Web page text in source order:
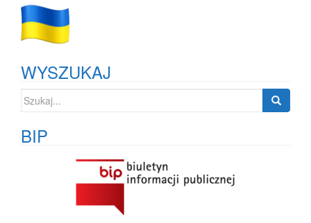
WYSZUKAJ
Szukaj:
BIP